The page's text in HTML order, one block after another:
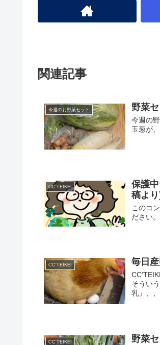
関連記事
今週のお野菜セット 野菜
今週の
玉葱が
CC'TEIKEI
保護
稿よ
このコ
ださい
CC'TEIKEI 毎日
そうい
乳」、
CC'TEIKEI 野菜